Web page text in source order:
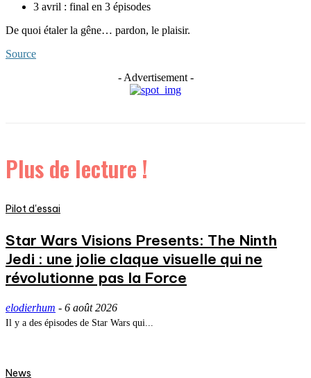
3 avril : final en 3 épisodes
De quoi étaler la gêne… pardon, le plaisir.
Source
- Advertisement -
Plus de lecture !
Pilot d'essai
Star Wars Visions Presents: The Ninth
Jedi : une jolie claque visuelle qui ne
révolutionne pas la Force
elodierhum - 6 août 2026
Il y a des épisodes de Star Wars qui...
News